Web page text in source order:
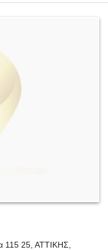
115 25, ΑΤΤΙΚΗΣ,